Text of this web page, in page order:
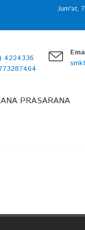
Jum'at,
4224336
PRASARANA